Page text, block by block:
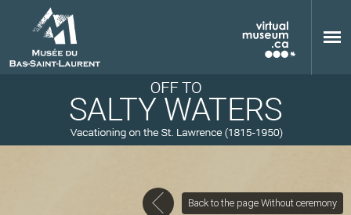
Back to the page Without ceremony